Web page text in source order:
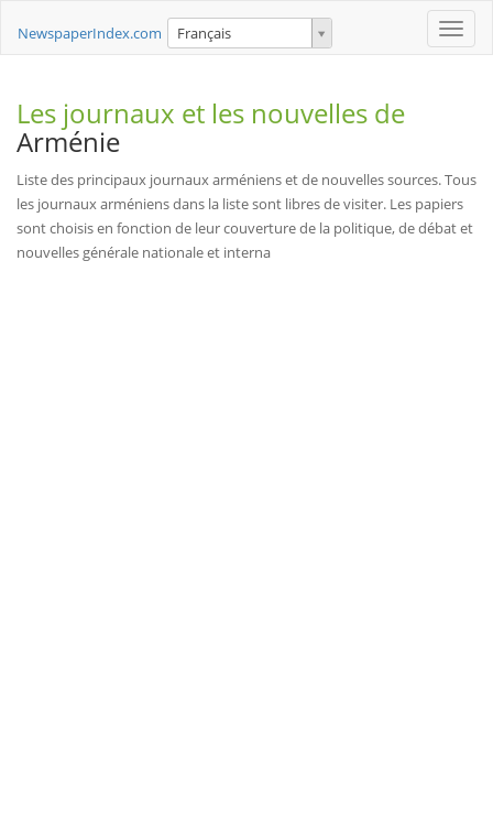
Toggle
NewspaperIndex.com Français
Les journaux et les nouvelles de
Arménie
Liste des principaux journaux arméniens et de nouvelles sources. Tous
les journaux arméniens dans la liste sont libres de visiter. Les papiers
sont choisis en fonction de leur couverture de la politique, de débat et
nouvelles générale nationale et interna